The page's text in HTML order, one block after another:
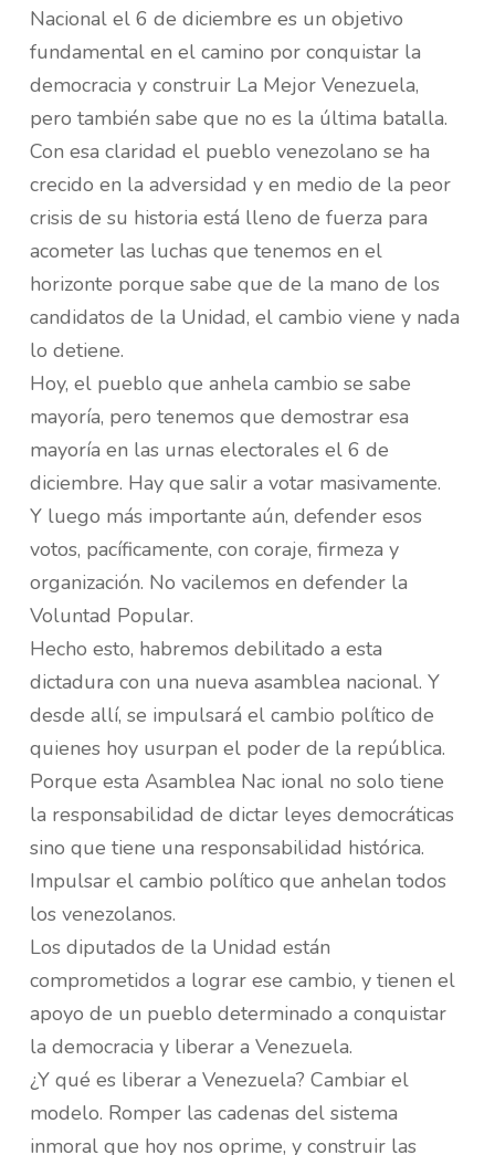
Nacional el 6 de diciembre es un objetivo
fundamental en el camino por conquistar la
democracia y construir La Mejor Venezuela,
pero también sabe que no es la última batalla.
Con esa claridad el pueblo venezolano se ha
crecido en la adversidad y en medio de la peor
crisis de su historia está lleno de fuerza para
acometer las luchas que tenemos en el
horizonte porque sabe que de la mano de los
candidatos de la Unidad, el cambio viene y nada
lo detiene.
Hoy, el pueblo que anhela cambio se sabe
mayoría, pero tenemos que demostrar esa
mayoría en las urnas electorales el 6 de
diciembre. Hay que salir a votar masivamente.
Y luego más importante aún, defender esos
votos, pacíficamente, con coraje, firmeza y
organización. No vacilemos en defender la
Voluntad Popular.
Hecho esto, habremos debilitado a esta
dictadura con una nueva asamblea nacional. Y
desde allí, se impulsará el cambio político de
quienes hoy usurpan el poder de la república.
Porque esta Asamblea Nac ional no solo tiene
la responsabilidad de dictar leyes democráticas
sino que tiene una responsabilidad histórica.
Impulsar el cambio político que anhelan todos
los venezolanos.
Los diputados de la Unidad están
comprometidos a lograr ese cambio, y tienen el
apoyo de un pueblo determinado a conquistar
la democracia y liberar a Venezuela.
¿Y qué es liberar a Venezuela? Cambiar el
modelo. Romper las cadenas del sistema
inmoral que hoy nos oprime, y construir las